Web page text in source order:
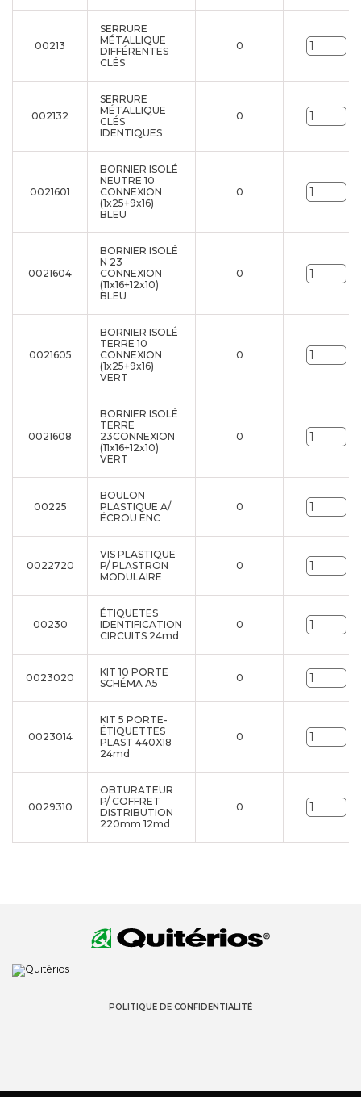
00213
SERRURE
MÉTALLIQUE
DIFFÉRENTES
CLÉS
0
002132
SERRURE
MÉTALLIQUE
CLÉS
IDENTIQUES
0
0021601
BORNIER ISOLÉ
NEUTRE 10
CONNEXION
(1x25+9x16)
BLEU
0
0021604
BORNIER ISOLÉ
N 23
CONNEXION
(11x16+12x10)
BLEU
0
0021605
BORNIER ISOLÉ
TERRE 10
CONNEXION
(1x25+9x16)
VERT
0
0021608
BORNIER ISOLÉ
TERRE
23CONNEXION
(11x16+12x10)
VERT
0
00225
BOULON
PLASTIQUE A/
ÉCROU ENC
0
0022720
VIS PLASTIQUE
P/ PLASTRON
MODULAIRE
0
00230
ÉTIQUETES
IDENTIFICATION
CIRCUITS 24md
0
0023020
KIT 10 PORTE
SCHÉMA A5
0
0023014
KIT 5 PORTE-
ÉTIQUETTES
PLAST 440X18
24md
0
0029310
OBTURATEUR
P/ COFFRET
DISTRIBUTION
220mm 12md
0
POLITIQUE DE CONFIDENTIALITÉ